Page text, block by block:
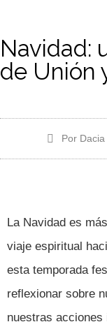
content
Navidad:
de Unión
PorDacia
La Navidad es
viaje espiritual
esta temporada
reflexionar sobre
nuestras acciones